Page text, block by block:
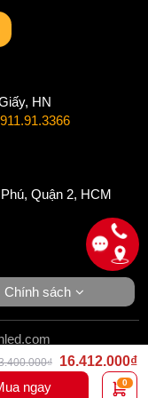
hiệu quả tích
cho hệ hô hấp của
đột ngột, khi đó
năng của máy diệt
này, bảo vệ sức
16.412.000₫
ngay 0
HN
Quận 2, HCM
Chính sách